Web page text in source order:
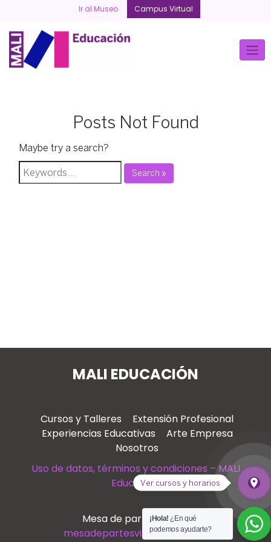
content
Ir al Museo Campus Virtual
Posts Not Found
Maybe try a search?
Search »
MALI EDUCACIÓN
Cursos y Talleres
Extensión Profesional
Experiencias Educativas
Arte Empresa
Nosotros
Uso de datos, términos y condiciones – MALI
Educación
Mesa de partes virtual
mesadepartesvirtual@mali.pe
¡Hola! ¿En qué
podemos ayudarte?
Ver
place
Ver cursos y horarios